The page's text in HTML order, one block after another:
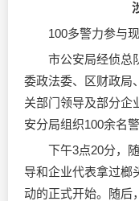
100多警力参与现
市公安局经侦总队
委政法委、区财政局
关部门领导及部分企
安分局组织100余名
下午3点20分，随
导和企业代表拿过榔
动的正式开始。随后